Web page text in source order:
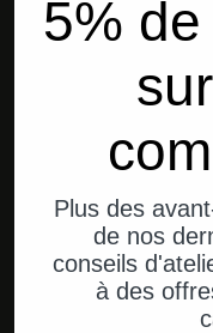
5%
Plus des
de nos
conseils
à des